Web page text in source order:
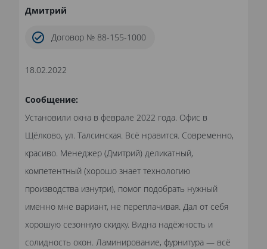
Дмитрий
Договор № 88-155-1000
18.02.2022
Сообщение:
Установили окна в феврале 2022 года. Офис в
Щёлково, ул. Талсинская. Всё нравится. Современно,
красиво. Менеджер (Дмитрий) деликатный,
компетентный (хорошо знает технологию
производства изнутри), помог подобрать нужный
именно мне вариант, не переплачивая. Дал от себя
хорошую сезонную скидку. Видна надёжность и
солидность окон. Ламинирование, фурнитура — всё